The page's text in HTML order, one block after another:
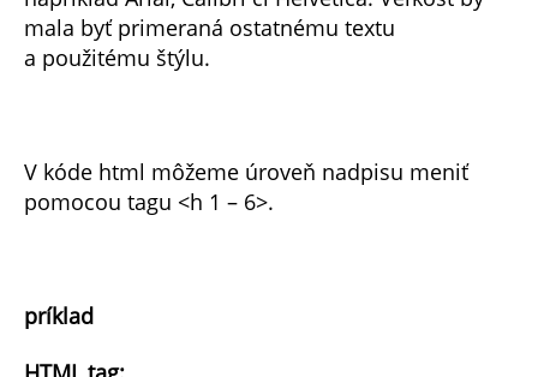
mala byť primeraná ostatnému textu
a použitému štýlu.
V kóde html môžeme úroveň nadpisu meniť
pomocou tagu <h 1 – 6>.
príklad